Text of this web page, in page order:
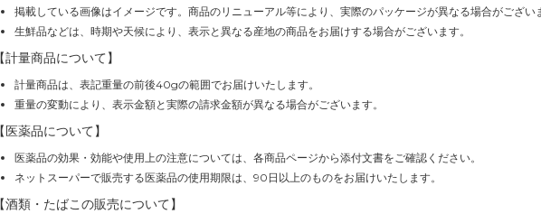
掲載している画像はイメージです。商品のリニューアル等により、実際のパッケージが異なる場合がござい
生鮮品などは、時期や天候により、表示と異なる産地の商品をお届けする場合がございます。
【計量商品について】
計量商品は、表記重量の前後40gの範囲でお届けいたします。
重量の変動により、表示金額と実際の請求金額が異なる場合がございます。
【医薬品について】
医薬品の効果・効能や使用上の注意については、各商品ページから添付文書をご確認ください。
ネットスーパーで販売する医薬品の使用期限は、90日以上のものをお届けいたします。
【酒類・たばこの販売について】